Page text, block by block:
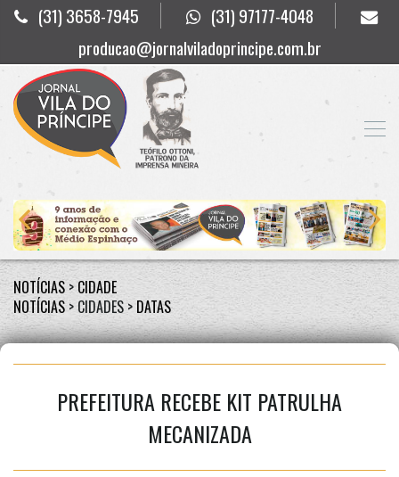
(31) 3658-7945
(31) 97177-4048
producao@jornalviladoprincipe.com.br
NOTÍCIAS > CIDADE
NOTÍCIAS > CIDADES > DATAS
PREFEITURA RECEBE KIT PATRULHA
MECANIZADA